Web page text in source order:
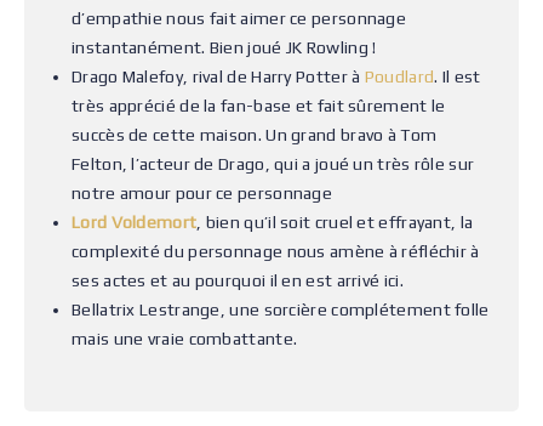
d’empathie nous fait aimer ce personnage
instantanément. Bien joué JK Rowling !
Drago Malefoy, rival de Harry Potter à Poudlard. Il est
très apprécié de la fan-base et fait sûrement le
succès de cette maison. Un grand bravo à Tom
Felton, l’acteur de Drago, qui a joué un très rôle sur
notre amour pour ce personnage
Lord Voldemort , bien qu’il soit cruel et effrayant, la
complexité du personnage nous amène à réfléchir à
ses actes et au pourquoi il en est arrivé ici.
Bellatrix Lestrange, une sorcière complétement folle
mais une vraie combattante.